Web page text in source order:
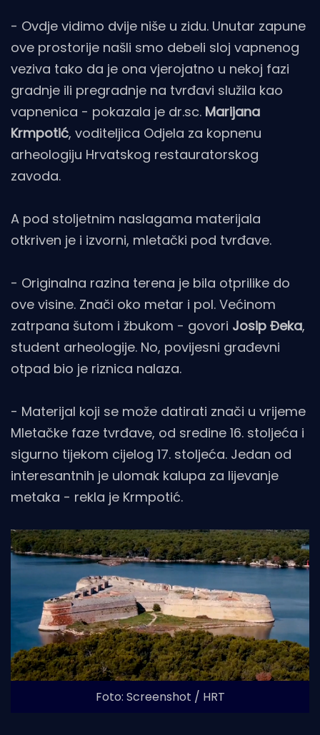
- Ovdje vidimo dvije niše u zidu. Unutar zapune
ove prostorije našli smo debeli sloj vapnenog
veziva tako da je ona vjerojatno u nekoj fazi
gradnje ili pregradnje na tvrđavi služila kao
vapnenica - pokazala je dr.sc. Marijana
Krmpotić, voditeljica Odjela za kopnenu
arheologiju Hrvatskog restauratorskog
zavoda.
A pod stoljetnim naslagama materijala
otkriven je i izvorni, mletački pod tvrđave.
- Originalna razina terena je bila otprilike do
ove visine. Znači oko metar i pol. Većinom
zatrpana šutom i žbukom - govori Josip Đeka,
student arheologije. No, povijesni građevni
otpad bio je riznica nalaza.
- Materijal koji se može datirati znači u vrijeme
Mletačke faze tvrđave, od sredine 16. stoljeća i
sigurno tijekom cijelog 17. stoljeća. Jedan od
interesantnih je ulomak kalupa za lijevanje
metaka - rekla je Krmpotić.
Foto: Screenshot / HRT